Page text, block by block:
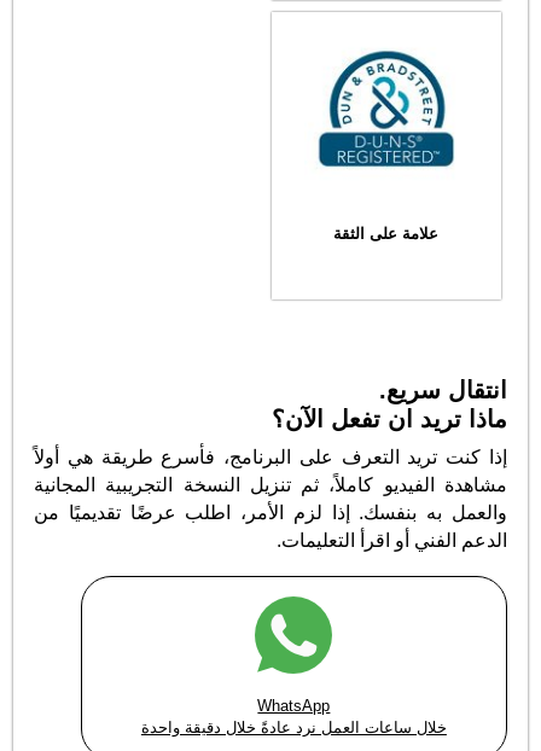
علامة على الثقة
انتقال سريع.
ماذا تريد ان تفعل الآن؟
إذا كنت تريد التعرف على البرنامج، فأسرع طريقة هي أولاً
مشاهدة الفيديو كاملاً، ثم تنزيل النسخة التجريبية المجانية
والعمل به بنفسك. إذا لزم الأمر، اطلب عرضًا تقديميًا من
الدعم الفني أو اقرأ التعليمات.
WhatsApp
خلال ساعات العمل نرد عادةً خلال دقيقة واحدة